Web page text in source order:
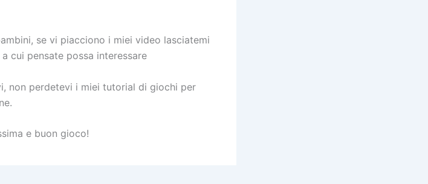
se vi piacciono i miei video lasciatemi
cui pensate possa interessare
non perdetevi i miei tutorial di giochi per
e buon gioco!